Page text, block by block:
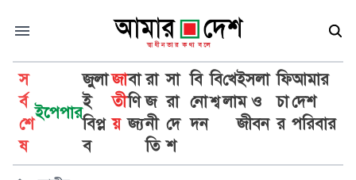
স
র্ব
শে
ষ
ইপেপার
জুলা
ই
বিপ্ল
ব
জা
তী
য়
বা
ণি
জ্য
রা
জ
নী
তি
সা
রা
দে
শ
বি
নো
দন
বি
শ্ব
খে
লা
ইসলা
ম ও
জীবন
ফি
চা
র
আমার
দেশ
পরিবার